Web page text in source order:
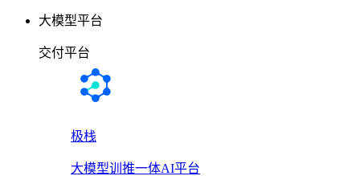
大模型平台
交付平台
极栈
大模型训推一体AI平台